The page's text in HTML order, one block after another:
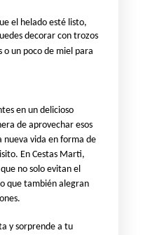
el helado esté listo,
decorar con trozos
un poco de miel para
en un delicioso
de aprovechar esos
nueva vida en forma de
En Cestas Marti,
no solo evitan el
que también alegran
y sorprende a tu